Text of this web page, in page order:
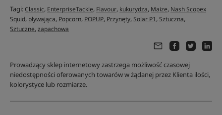
Tagi:Classic, EnterpriseTackle, Flavour, kukurydza, Maize, Nash Scopex
Squid, pływająca, Popcorn, POPUP, Przynęty,Solar P1,Sztuczna,
Sztuczne,zapachowa
Prowadzący sklep internetowy zastrzega możliwość czasowej
niedostępności oferowanych towarów w żądanej przez Klienta ilości,
kolorystyce lub rozmiarze.